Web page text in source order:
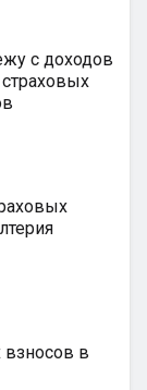
с доходов
взносов в